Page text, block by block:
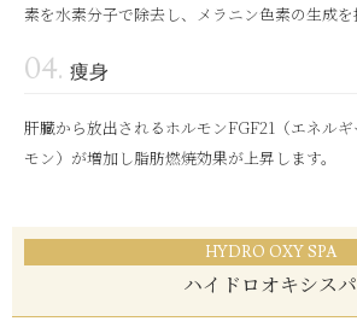
素を水素分子で除去し、メラニン色素の生成を
痩身
肝臓から放出されるホルモンFGF21（エネル
モン）が増加し脂肪燃焼効果が上昇します。
HYDRO OXY SPA
ハイドロオキシスパ